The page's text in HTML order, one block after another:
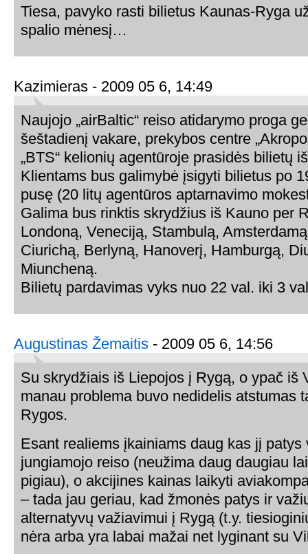
Tiesa, pavyko rasti bilietus Kaunas-Ryga
spalio mėnesį…
Kazimieras - 2009 05 6, 14:49
Naujojo „airBaltic“ reiso atidarymo proga
šeštadienį vakare, prekybos centre
„BTS“ kelionių agentūroje prasidės bilietų
Klientams bus galimybė įsigyti bilietus po
pusę (20 litų agentūros aptarnavimo
Galima bus rinktis skrydžius iš Kauno per
Londoną, Veneciją, Stambulą,
Ciurichą, Berlyną, Hanoverį, Hamburgą,
Miuncheną.
Bilietų pardavimas vyks nuo 22 val. iki 3
Augustinas Žemaitis - 2009 05 6, 14:56
Su skrydžiais iš Liepojos į Rygą, o ypač iš
manau problema buvo nedidelis atstumas
Rygos.
Esant realiems įkainiams daug kas jį patys
jungiamojo reiso (neužima daug daugiau
pigiau), o akcijines kainas laikyti
– tada jau geriau, kad žmonės patys ir
alternatyvų važiavimui į Rygą (t.y.
nėra arba yra labai mažai net lyginant su